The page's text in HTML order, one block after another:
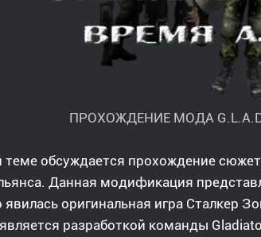
ПРОХОЖДЕНИЕ МОДА
теме обсуждается прохождение
Данная модификация
явилась оригинальная игра Сталкер
разработкой команды